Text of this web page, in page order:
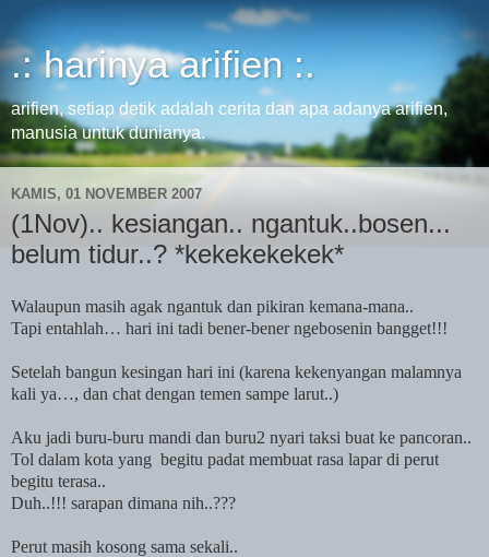
.: harinya arifien :.
arifien, setiap detik adalah cerita dan apa adanya arifien,
manusia untuk dunianya.
KAMIS, 01 NOVEMBER 2007
(1Nov).. kesiangan.. ngantuk..bosen...
belum tidur..? *kekekekekek*
Walaupun masih agak ngantuk dan pikiran kemana-mana..
Tapi entahlah… hari ini tadi bener-bener ngebosenin bangget!!!
Setelah bangun kesingan hari ini (karena kekenyangan malamnya
kali ya…, dan chat dengan temen sampe larut..)
Aku jadi buru-buru mandi dan buru2 nyari taksi buat ke pancoran..
Tol dalam kota yang begitu padat membuat rasa lapar di perut
begitu terasa..
Duh..!!! sarapan dimana nih..???
Perut masih kosong sama sekali..